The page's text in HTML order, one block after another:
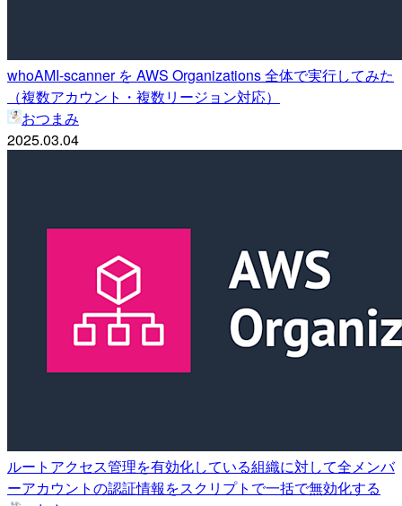
whoAMI-scanner を AWS Organizations 全体で実行してみた
（複数アカウント・複数リージョン対応）
おつまみ
2025.03.04
ルートアクセス管理を有効化している組織に対して全メンバ
ーアカウントの認証情報をスクリプトで一括で無効化する